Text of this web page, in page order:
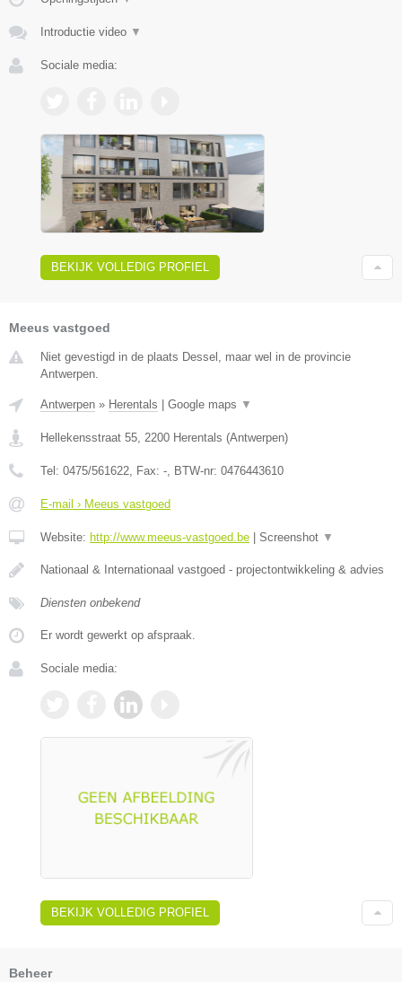
Introductie video ▼
Sociale media:
BEKIJK VOLLEDIG PROFIEL
Meeus vastgoed
Niet gevestigd in de plaats Dessel, maar wel in de provincie
Antwerpen.
Antwerpen » Herentals | Google maps ▼
Hellekensstraat 55 2200 Herentals (Antwerpen)
Tel: 0475/561622 , Fax: - , BTW-nr: 0476443610
E-mail › Meeus vastgoed
Website: http://www.meeus-vastgoed.be | Screenshot ▼
Nationaal & Internationaal vastgoed - projectontwikkeling & advies
Diensten onbekend
Er wordt gewerkt op afspraak.
Sociale media:
BEKIJK VOLLEDIG PROFIEL
Beheer